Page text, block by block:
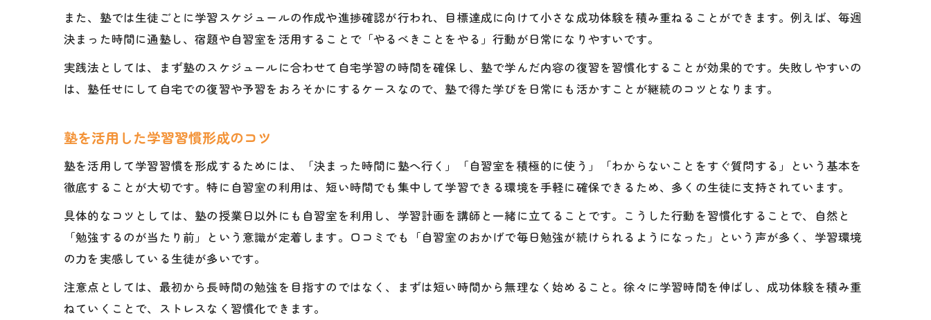
塾で避けるべきやってはいけない勉強法
塾で学習効率を下げる習慣の見直し方
塾で陥りやすい習慣の回避ポイント
塾の環境を生かした習慣化のステップ
塾の指導で学習習慣を習得する方法
また、塾では生徒ごとに学習スケジュールの作成や進捗確認が行われ、目標達成に向けて小さな成功体験を積み重ねることができます。例えば、毎週
決まった時間に通塾し、宿題や自習室を活用することで「やるべきことをやる」行動が日常になりやすいです。
実践法としては、まず塾のスケジュールに合わせて自宅学習の時間を確保し、塾で学んだ内容の復習を習慣化することが効果的です。失敗しやすいの
は、塾任せにして自宅での復習や予習をおろそかにするケースなので、塾で得た学びを日常にも活かすことが継続のコツとなります。
塾を活用した学習習慣形成のコツ
塾を活用して学習習慣を形成するためには、「決まった時間に塾へ行く」「自習室を積極的に使う」「わからないことをすぐ質問する」という基本を
徹底することが大切です。特に自習室の利用は、短い時間でも集中して学習できる環境を手軽に確保できるため、多くの生徒に支持されています。
具体的なコツとしては、塾の授業日以外にも自習室を利用し、学習計画を講師と一緒に立てることです。こうした行動を習慣化することで、自然と
「勉強するのが当たり前」という意識が定着します。口コミでも「自習室のおかげで毎日勉強が続けられるようになった」という声が多く、学習環境
の力を実感している生徒が多いです。
注意点としては、最初から長時間の勉強を目指すのではなく、まずは短い時間から無理なく始めること。徐々に学習時間を伸ばし、成功体験を積み重
ねていくことで、ストレスなく習慣化できます。